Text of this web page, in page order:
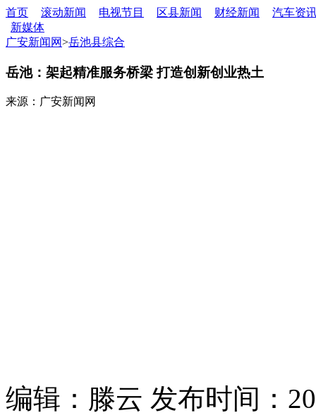
首页 滚动新闻 电视节目 区县新闻 财经新闻
汽车资
新媒体
广安新闻网>岳池县综合
岳池：架起精准服务桥梁 打造创新创业热土
来源：广安新闻网
编辑：滕云 发布时间：